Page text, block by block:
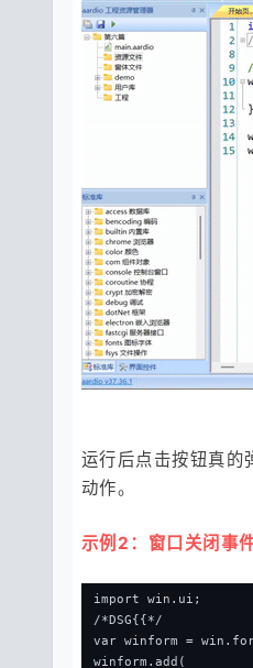
运行后点击按钮真的
动作。
示例2：窗口关闭事
import win.ui;
/*DSG{{*/
var winform =
winform.add(